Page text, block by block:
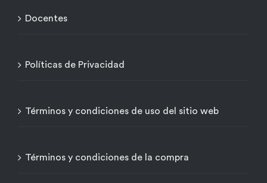
Docentes
Políticas de Privacidad
Términos y condiciones de uso del sitio web
Términos y condiciones de la compra